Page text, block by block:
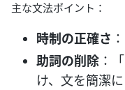
主な文法ポイント：
時制の正確さ
助詞の削除 ：
け、文を簡潔に